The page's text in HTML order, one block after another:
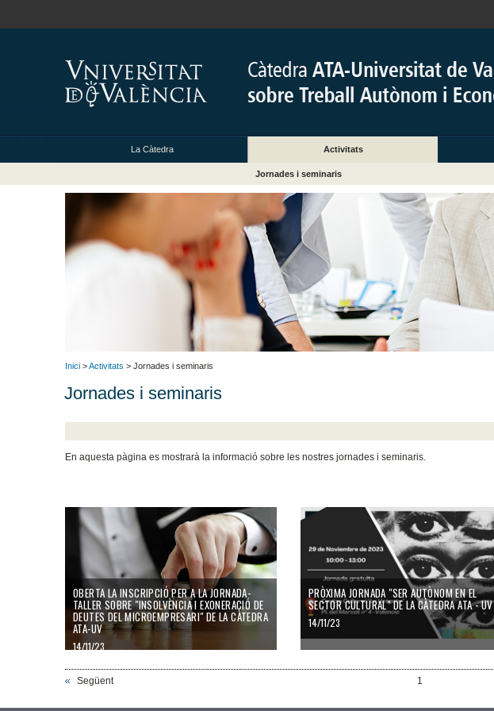
La Càtedra Activitats
Jornades i seminaris
Inici >Activitats > Jornades i seminaris
Jornades i seminaris
En aquesta pàgina es mostrarà la informació sobre les nostres jornades i seminaris.
OBERTA LA INSCRIPCIÓ PER A LA JORNADA-
TALLER SOBRE "INSOLVÈNCIA I EXONERACIÓ DE
DEUTES DEL MICROEMPRESARI" DE LA CÀTEDRA
ATA-UV
14/11/23
PRÒXIMA JORNADA "SER AUTÒNOM EN EL
SECTOR CULTURAL" DE LA CÀTEDRA ATA - UV
14/11/23
Següent 1